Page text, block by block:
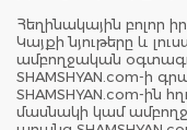
Հեղինակային բոլոր
Կայքի նյութերը և
ամբողջական
SHAMSHYAN.com-ի
SHAMSHYAN.com-ին
մասնակի կամ